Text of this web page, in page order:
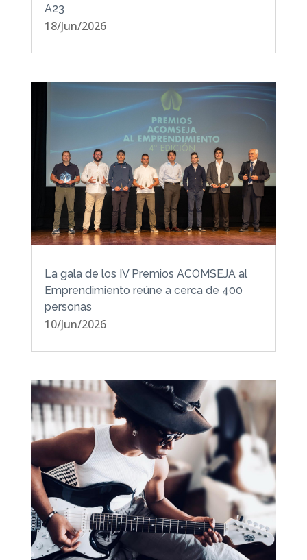
A23
18/Jun/2026
La gala de los IV Premios ACOMSEJA al
Emprendimiento reúne a cerca de 400
personas
10/Jun/2026